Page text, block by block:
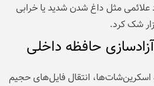
مثل داغ شدن شدید یا خرابی
شک کرد.
حافظه داخلی
انتقال فایل‌های حجیم